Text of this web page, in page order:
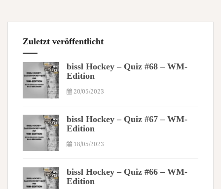
Zuletzt veröffentlicht
bissl Hockey – Quiz #68 – WM-
Edition
20/05/2023
bissl Hockey – Quiz #67 – WM-
Edition
18/05/2023
bissl Hockey – Quiz #66 – WM-
Edition